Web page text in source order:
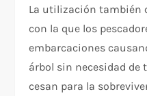
La utilización también
con la que los
embarcaciones
árbol sin necesidad de
cesan para la